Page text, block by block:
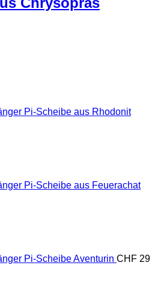
Pi-Scheibe aus Rhodonit
Pi-Scheibe aus Feuerachat
Pi-Scheibe Aventurin CHF 29